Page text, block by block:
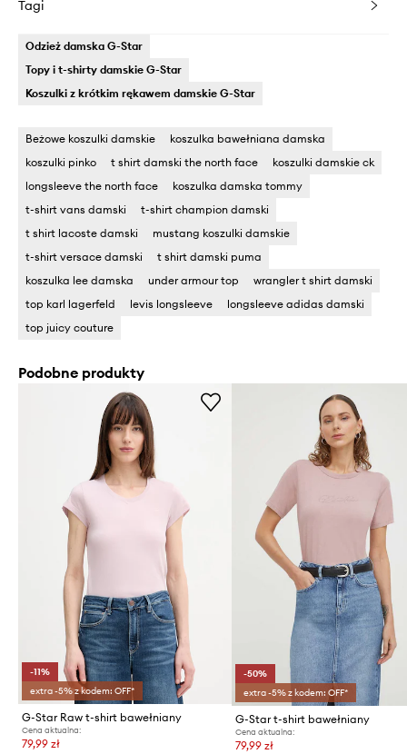
Tagi
Odzież damska G-Star
Topy i t-shirty damskie G-Star
Koszulki z krótkim rękawem damskie G-Star
Beżowe koszulki damskie
koszulka bawełniana damska
koszulki pinko
t shirt damski the north face
koszulki damskie ck
longsleeve the north face
koszulka damska tommy
t-shirt vans damski
t-shirt champion damski
t shirt lacoste damski
mustang koszulki damskie
t-shirt versace damski
t shirt damski puma
koszulka lee damska
under armour top
wrangler t shirt damski
top karl lagerfeld
levis longsleeve
longsleeve adidas damski
top juicy couture
Podobne produkty
-11%
extra -5% z kodem: OFF*
G-Star Raw t-shirt bawełniany
Cena aktualna:
79,99 zł
-50%
extra -5% z kodem: OFF*
G-Star t-shirt bawełniany
Cena aktualna:
79,99 zł